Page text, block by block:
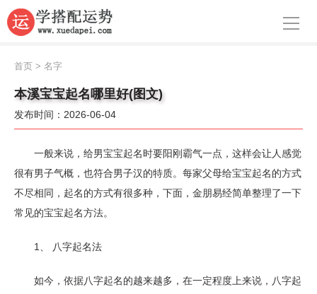
导航
周公解梦
生肖运势
八字算命
风水
名字
星座
首页 > 名字
本溪宝宝起名哪里好(图文)
发布时间：2026-06-04
一般来说，给男宝宝起名时要阳刚霸气一点，这样会让人感觉
很有男子气概，也符合男子汉的特质。每家父母给宝宝起名的方式
不尽相同，起名的方式有很多种，下面，金朋易经简单整理了一下
常见的宝宝起名方法。
1、 八字起名法
如今，依据八字起名的越来越多，在一定程度上来说，八字起